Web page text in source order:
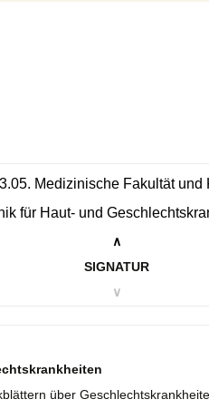
Medizinische Fakultät und
für Haut- und
∧
SIGNATUR
∨
über